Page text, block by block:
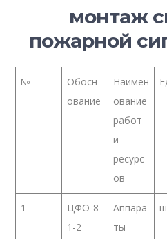
монтаж
пожарной
№
Обосн
ование
Наимен
ование
работ
и
ресурс
ов
1
ЦФО-8-
1-2
Аппара
ты